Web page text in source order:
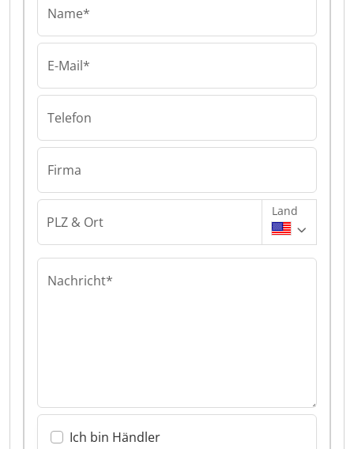
Name*
E-Mail*
Telefon
Firma
PLZ & Ort
Land
Nachricht*
Ich bin Händler